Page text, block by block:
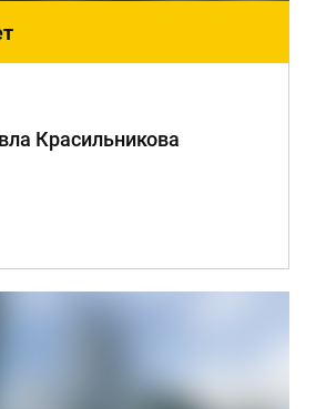
Красильникова